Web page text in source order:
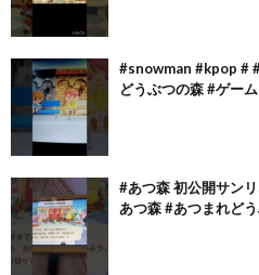
#snowman #kpop #
どうぶつの森 #ゲーム
#あつ森 初公開サン
あつ森 #あつまれど